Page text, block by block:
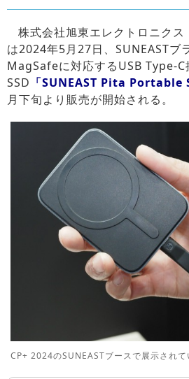
株式会社旭東エレクトロニクス
は2024年5月27日、SUNEASTブ
MagSafeに対応するUSB Type-C
SSD 「SUNEAST Pita Portable
月下旬より販売が開始される。
CP+ 2024のSUNEASTブースで展示されて